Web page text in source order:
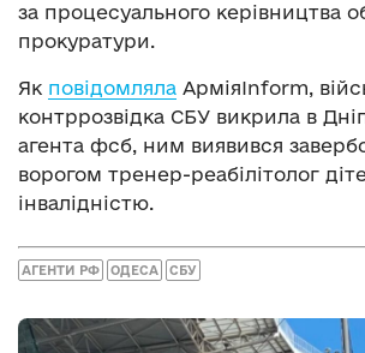
за процесуального керівництва
прокуратури.
Як повідомляла АрміяInform,
контррозвідка СБУ викрила в
агента фсб, ним виявився
ворогом тренер-реабілітолог
інвалідністю.
АГЕНТИ РФ ОДЕСА СБУ